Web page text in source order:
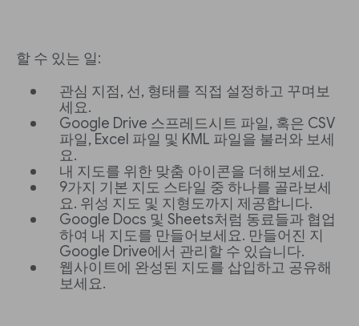
할 수 있는 일:
관심 지점, 선, 형태를 직접 설정하고 꾸며보
세요.
Google Drive 스프레드시트 파일, 혹은 CSV
파일, Excel 파일 및 KML 파일을 불러와 보세
요.
내 지도를 위한 맞춤 아이콘을 더해보세요.
9가지 기본 지도 스타일 중 하나를 골라보세
요. 위성 지도 및 지형도까지 제공합니다.
Google Docs 및 Sheets처럼 동료들과 협업
하여 내 지도를 만들어보세요. 만들어진 지
Google Drive에서 관리할 수 있습니다.
웹사이트에 완성된 지도를 삽입하고 공유해
보세요.